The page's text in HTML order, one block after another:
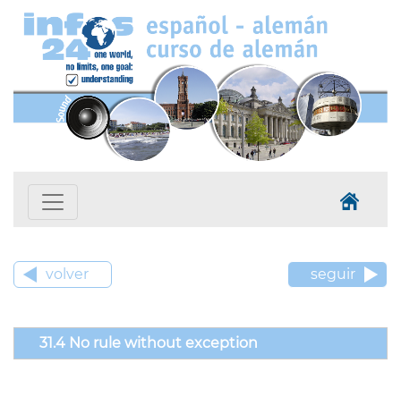
volver seguir
31.4 No rule without exception